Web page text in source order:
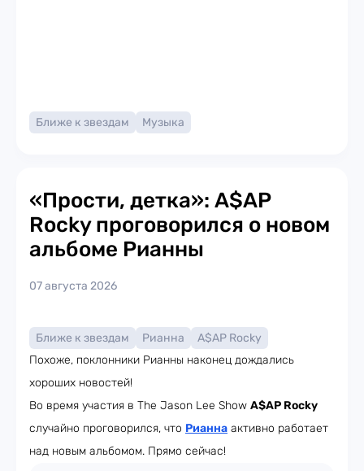
Ближе к звездам Музыка
«Прости, детка»: A$AP
Rocky проговорился о новом
альбоме Рианны
07 августа 2026
Ближе к звездам Рианна
A$AP Rocky
Похоже, поклонники Рианны наконец дождались
хороших новостей!
Во время участия в The Jason Lee Show A$AP Rocky
случайно проговорился, что Рианна активно работает
над новым альбомом. Прямо сейчас!